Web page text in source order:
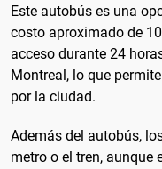
Este autobús es una
costo aproximado de
acceso durante 24
Montreal, lo que
por la ciudad.
Además del autobús,
metro o el tren, aunque